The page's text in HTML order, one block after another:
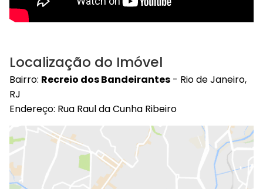
Localização do Imóvel
Bairro: Recreio dos Bandeirantes - Rio de Janeiro,
RJ
Endereço: Rua Raul da Cunha Ribeiro